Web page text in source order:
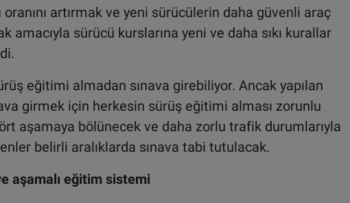
artırmak ve yeni sürücülerin daha güvenli araç
amacıyla sürücü kurslarına yeni ve daha sıkı kurallar
eğitimi almadan sınava girebiliyor. Ancak yapılan
girmek için herkesin sürüş eğitimi alması zorunlu
aşamaya bölünecek ve daha zorlu trafik durumlarıyla
belirli aralıklarda sınava tabi tutulacak.
aşamalı eğitim sistemi